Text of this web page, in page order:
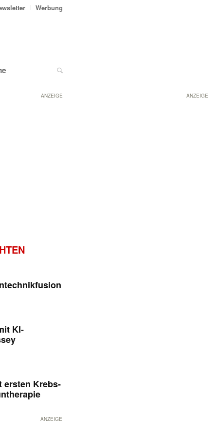
ANZEIGE
Werbung
ANZEIGE
KI-
ersten Krebs-
ANZEIGE